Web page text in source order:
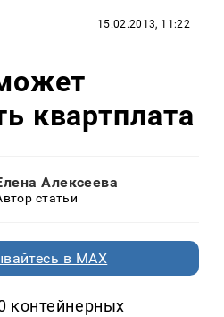
15.02.2013, 11:22
квартплата
Алексеева
статьи
в MAX
контейнерных